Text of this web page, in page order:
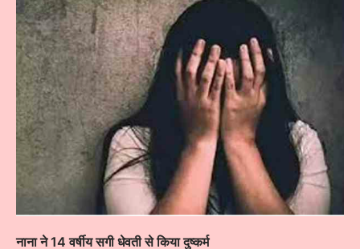
नाना ने 14 वर्षीय सगी धेवती से किया दुष्कर्म